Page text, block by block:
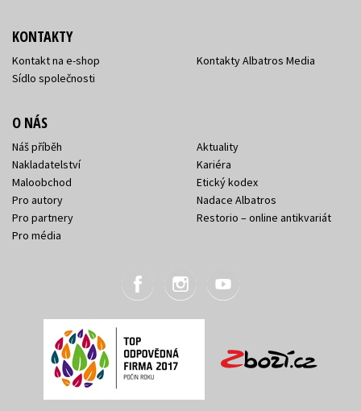
KONTAKTY
Kontakt na e-shop
Sídlo společnosti
Kontakty Albatros Media
O NÁS
Náš příběh
Nakladatelství
Maloobchod
Pro autory
Pro partnery
Pro média
Aktuality
Kariéra
Etický kodex
Nadace Albatros
Restorio – online antikvariát